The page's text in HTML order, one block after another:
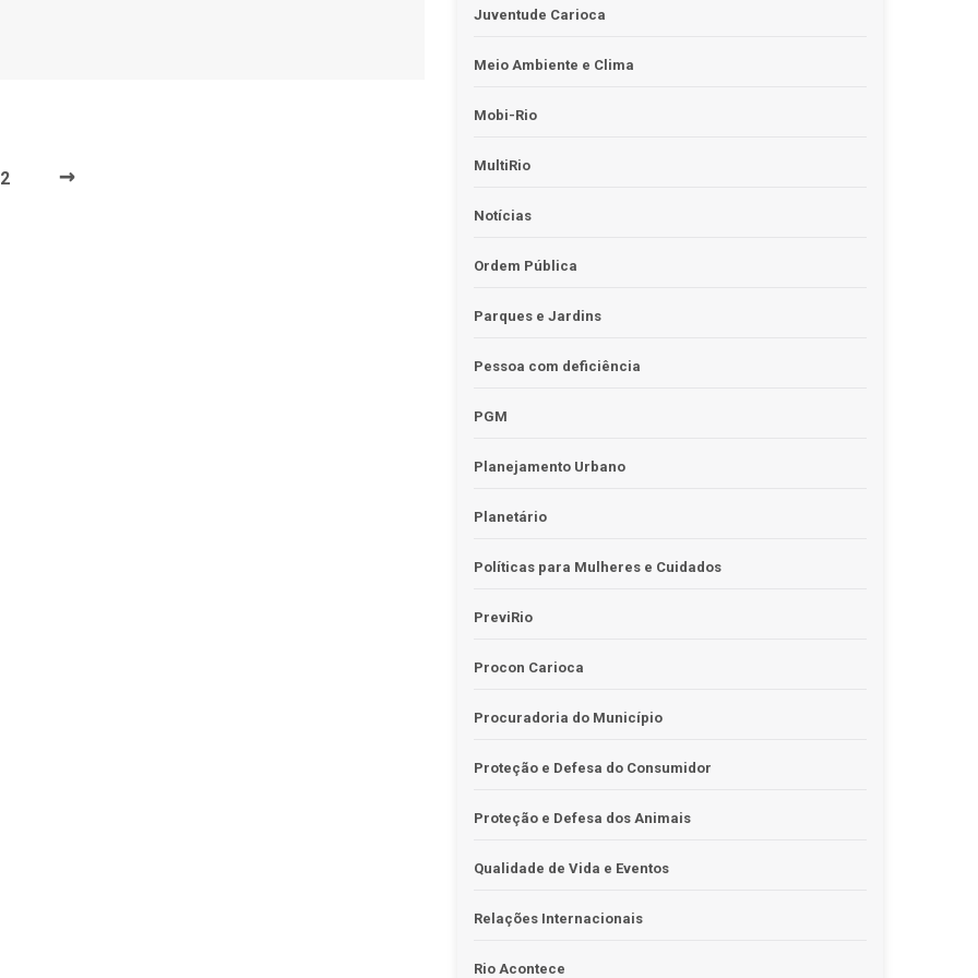
2 →
Juventude Carioca
Meio Ambiente e Clima
Mobi-Rio
MultiRio
Notícias
Ordem Pública
Parques e Jardins
Pessoa com deficiência
PGM
Planejamento Urbano
Planetário
Políticas para Mulheres e Cuidados
PreviRio
Procon Carioca
Procuradoria do Município
Proteção e Defesa do Consumidor
Proteção e Defesa dos Animais
Qualidade de Vida e Eventos
Relações Internacionais
Rio Acontece